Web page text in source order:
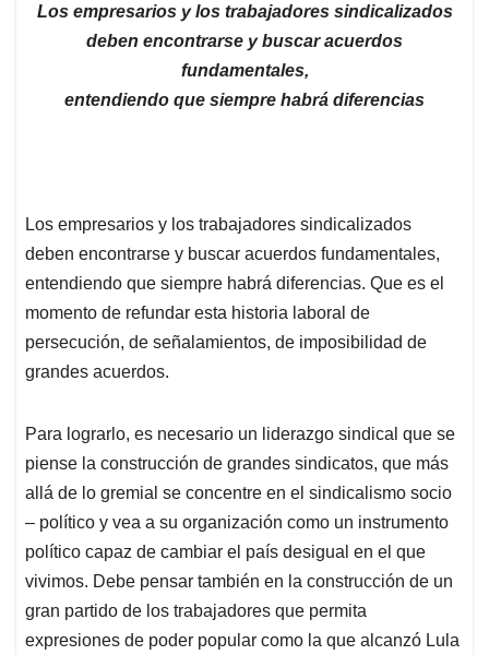
Los empresarios y los trabajadores sindicalizados
deben encontrarse y buscar acuerdos
fundamentales,
entendiendo que siempre habrá diferencias
Los empresarios y los trabajadores sindicalizados
deben encontrarse y buscar acuerdos fundamentales,
entendiendo que siempre habrá diferencias. Que es el
momento de refundar esta historia laboral de
persecución, de señalamientos, de imposibilidad de
grandes acuerdos.
Para lograrlo, es necesario un liderazgo sindical que se
piense la construcción de grandes sindicatos, que más
allá de lo gremial se concentre en el sindicalismo socio
– político y vea a su organización como un instrumento
político capaz de cambiar el país desigual en el que
vivimos. Debe pensar también en la construcción de un
gran partido de los trabajadores que permita
expresiones de poder popular como la que alcanzó Lula